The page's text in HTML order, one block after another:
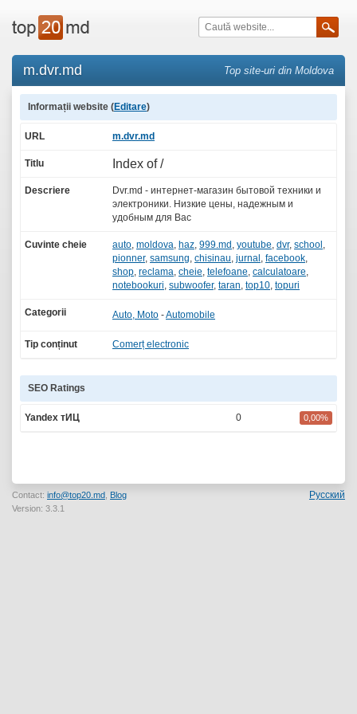
m.dvr.md Top site-uri din Moldova
Informații website (Editare)
URL m.dvr.md
Titlu Index of /
Descriere
Dvr.md - интернет-магазин бытовой техники и
электроники. Низкие цены, надежным и
удобным для Вас
Cuvinte cheie auto, moldova, haz, 999.md , youtube, dvr, school ,
pionner, samsung, chisinau, jurnal , facebook,
shop, reclama, cheie, telefoane, calculatoare,
notebookuri, subwoofer, taran, top10, topuri
Categorii Auto, Moto -Automobile
Tip conținut Comerț electronic
SEO Ratings
Yandex тИЦ 0 0,00%
Contact: info@top20.md Blog
Version: 3.3.1
Русский